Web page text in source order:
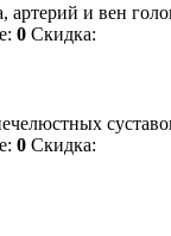
и вен
0 Скидка:
0 Скидка: